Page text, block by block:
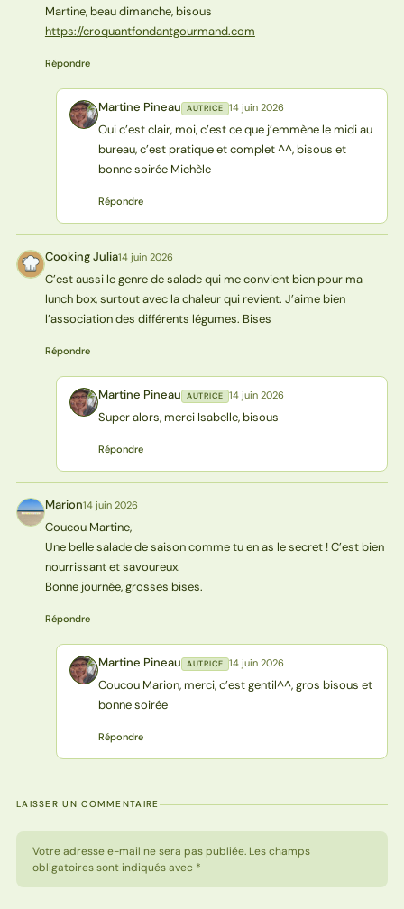
Martine, beau dimanche, bisous
https://croquantfondantgourmand.com
Répondre
MP Martine Pineau AUTRICE 14 juin 2026
Oui c’est clair, moi, c’est ce que j’emmène le midi au
bureau, c’est pratique et complet ^^, bisous et
bonne soirée Michèle
Répondre
CJ Cooking Julia14 juin 2026
C’est aussi le genre de salade qui me convient bien pour ma
lunch box, surtout avec la chaleur qui revient. J’aime bien
l’association des différents légumes. Bises
Répondre
MP Martine Pineau AUTRICE 14 juin 2026
Super alors, merci Isabelle, bisous
Répondre
M Marion14 juin 2026
Coucou Martine,
Une belle salade de saison comme tu en as le secret ! C’est bien
nourrissant et savoureux.
Bonne journée, grosses bises.
Répondre
MP Martine Pineau AUTRICE 14 juin 2026
Coucou Marion, merci, c’est gentil^^, gros bisous et
bonne soirée
Répondre
LAISSER UN COMMENTAIRE
Votre adresse e-mail ne sera pas publiée. Les champs
obligatoires sont indiqués avec *